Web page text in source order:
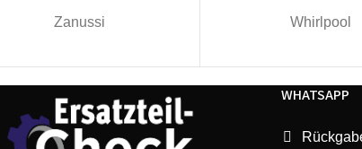
Zanussi Whirlpool
WHATSAPP